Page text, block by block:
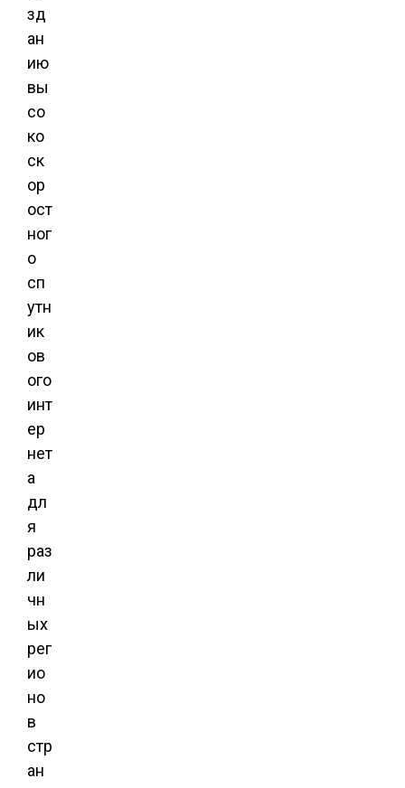
зд
ан
ию
вы
со
ко
ск
ор
ост
ног
о
сп
утн
ик
ов
ого
инт
ер
нет
а
дл
я
раз
ли
чн
ых
рег
ио
но
в
стр
ан